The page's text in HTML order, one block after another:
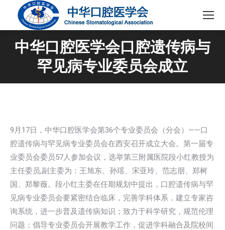
中华口腔医学会口腔遗传病与
罕见病专业委员会成立
9月17日，中华口腔医学会第36个专业委员会（分会）——口
腔遗传病与罕见病专业委员会在西安召开成立大会。第一届专
业委员会委员57人参加会议，选举第三附属医院段小红教授为
主任委员,副主委为：王旭东、孙瑶、宋亚玲、范志朋、郑树
国、郑黎薇。段小红主委在任期规划中提出，口腔遗传病与罕
见病专业委员会要紧密结合临床，完善学科体系，建立专家咨
询系统，进一步普及遗传病知识；致力于科学研究，规范伦理
问题；倡导专业委员会开展教学工作，促进学科融合及院校间